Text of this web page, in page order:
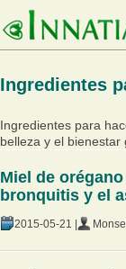
Ingredientes
Ingredientes para
belleza y el bienestar
Miel de
bronquitis y el
2015-05-21 |